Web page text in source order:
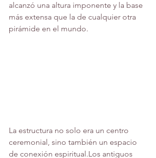
alcanzó una altura imponente y la base
más extensa que la de cualquier otra
pirámide en el mundo.
La estructura no solo era un centro
ceremonial, sino también un espacio
de conexión espiritual.Los antiguos